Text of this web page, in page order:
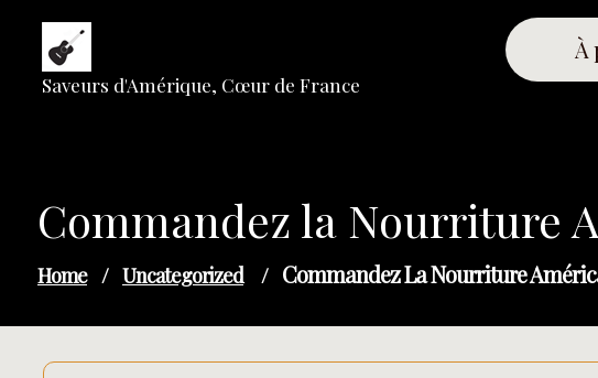
content
Saveurs d'Amérique, Cœur de France
À
Commandez la Nourriture
Home / Uncategorized / Commandez La Nourriture